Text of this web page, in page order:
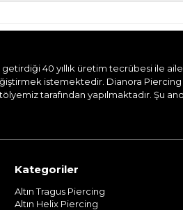
40 yıllık üretim tecrübesi ile
istemektedir. Dianora
tarafından yapılmaktadır. Şu
Kategoriler
Altın Tragus Piercing
Altın Helix Piercing